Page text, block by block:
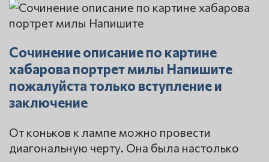
Сочинение описание по картине
хабарова портрет милы Напишите
пожалуйста только вступление и
заключение
От коньков к лампе можно провести
диагональную черту. Она была настолько